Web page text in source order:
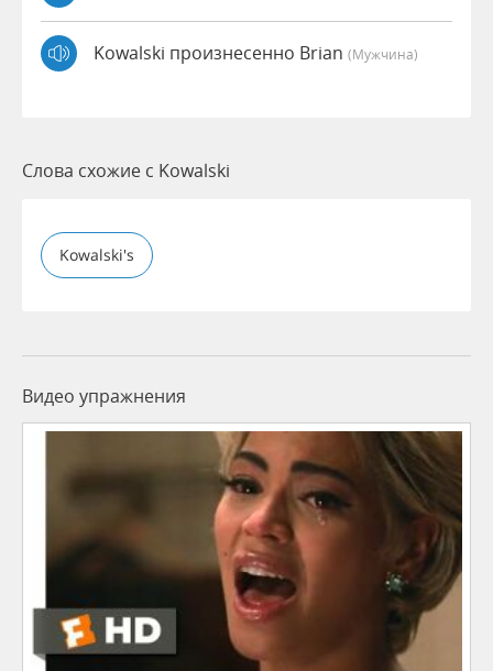
Kowalski произнесенно Brian (мужчина)
Слова схожие с Kowalski
Kowalski's
Видео упражнения